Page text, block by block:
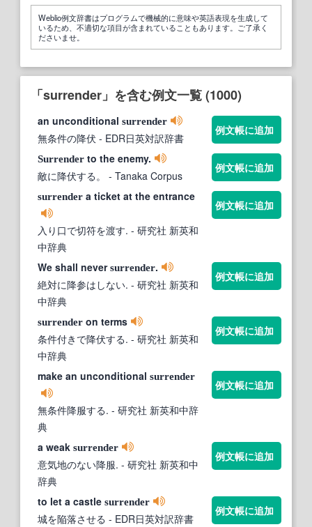
Weblio例文辞書はプログラムで機械的に意味や英語表現を生成して
いるため、不適切な項目が含まれていることもあります。ご了承く
ださいませ。
「surrender」を含む例文一覧 (1000)
an unconditional surrender
無条件の降伏 - EDR日英対訳辞書
例文帳に追加
Surrender to the enemy.
敵に降伏する。
- Tanaka Corpus
例文帳に追加
surrender a ticket at the entrance
入り口で切符を渡す. - 研究社 新英和
中辞典
例文帳に追加
We shall neversurrender.
絶対に降参はしない. - 研究社 新英和
中辞典
例文帳に追加
surrender on terms
条件付きで降伏する. - 研究社 新英和
中辞典
例文帳に追加
make an unconditional surrender
無条件降服する. - 研究社 新英和中辞
典
例文帳に追加
a weak surrender
意気地のない降服. - 研究社 新英和中
辞典
例文帳に追加
to let a castle surrender
城を陥落させる - EDR日英対訳辞書
例文帳に追加